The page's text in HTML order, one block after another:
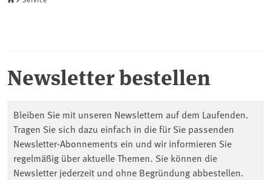
Newsletter bestellen
Bleiben Sie mit unseren Newslettern auf dem Laufenden.
Tragen Sie sich dazu einfach in die für Sie passenden
Newsletter-Abonnements ein und wir informieren Sie
regelmäßig über aktuelle Themen. Sie können die
Newsletter jederzeit und ohne Begründung abbestellen.